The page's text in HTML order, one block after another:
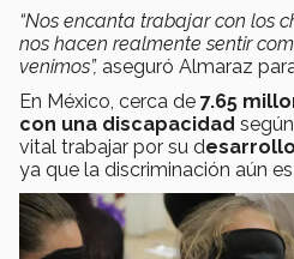
“Nos encanta trabajar con los
nos hacen realmente sentir
venimos”, aseguró Almaraz
En México, cerca de 7.65
con una discapacidad
vital trabajar por su d
ya que la discriminación aún